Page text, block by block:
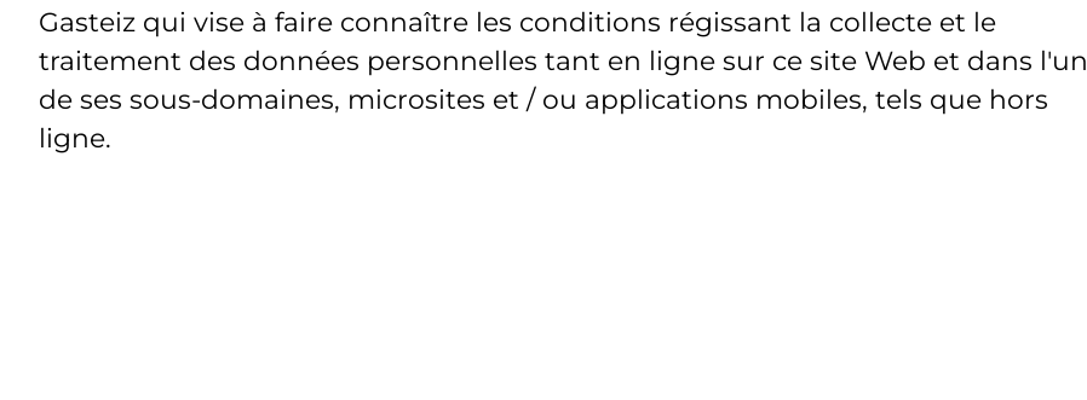
Gasteiz qui vise à faire connaître les conditions régissant la collecte et le
traitement des données personnelles tant en ligne sur ce site Web et dans l'un
de ses sous-domaines, microsites et / ou applications mobiles, tels que hors
ligne.